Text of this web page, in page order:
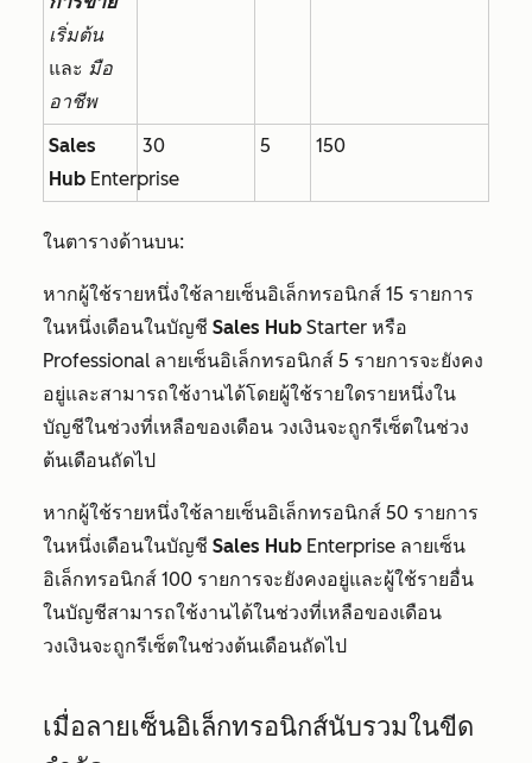
เริ่มต้น
และ มือ
อาชีพ
Sales
Hub Enterprise
30 5 150
ในตารางด้านบน:
หากผู้ใช้รายหนึ่งใช้ลายเซ็นอิเล็กทรอนิกส์ 15 รายการ
ในหนึ่งเดือนในบัญชี Sales Hub Starter หรือ
Professional ลายเซ็นอิเล็กทรอนิกส์ 5 รายการจะยังคง
อยู่และสามารถใช้งานได้โดยผู้ใช้รายใดรายหนึ่งใน
บัญชีในช่วงที่เหลือของเดือน วงเงินจะถูกรีเซ็ตในช่วง
ต้นเดือนถัดไป
หากผู้ใช้รายหนึ่งใช้ลายเซ็นอิเล็กทรอนิกส์ 50 รายการ
ในหนึ่งเดือนในบัญชี Sales Hub Enterprise ลายเซ็น
อิเล็กทรอนิกส์ 100 รายการจะยังคงอยู่และผู้ใช้รายอื่น
ในบัญชีสามารถใช้งานได้ในช่วงที่เหลือของเดือน
วงเงินจะถูกรีเซ็ตในช่วงต้นเดือนถัดไป
เมื่อลายเซ็นอิเล็กทรอนิกส์นับรวมในขีด